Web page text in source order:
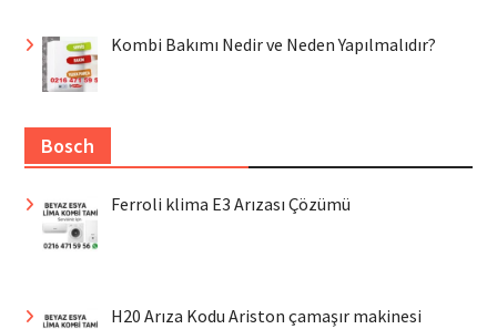
Kombi Bakımı Nedir ve Neden Yapılmalıdır?
Bosch
Ferroli klima E3 Arızası Çözümü
H20 Arıza Kodu Ariston çamaşır makinesi